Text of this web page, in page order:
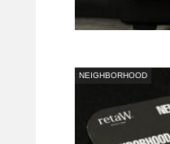
NEIGHBORHOOD